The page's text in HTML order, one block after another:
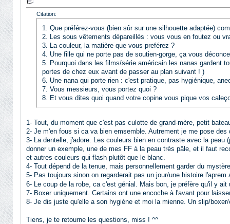
Citation:
1. Que préférez-vous (bien sûr sur une silhouette adaptée)
2. Les sous vêtements dépareillés : vous vous en foutez ou
3. La couleur, la matière que vous preférez ?
4. Une fille qui ne porte pas de soutien-gorge, ça vous
5. Pourquoi dans les films/série américain les nanas gardent
portes de chez eux avant de passer au plan suivant ! )
6. Une nana qui porte rien : c'est pratique, pas hygiénique,
7. Vous messieurs, vous portez quoi ?
8. Et vous dites quoi quand votre copine vous pique vos
1- Tout, du moment que c'est pas culotte de grand-mère, petit
2- Je m'en fous si ca va bien emsemble. Autrement je me pose des
3- La dentelle, j'adore. Les couleurs bien en contraste avec la
donner un exemple, une de mes FF à la peau très pâle, et il faut
et autres couleurs qui flash plutôt que le blanc.
4- Tout dépend de la tenue, mais personnellement garder du
5- Pas toujours sinon on regarderait pas un jour/une histoire
6- Le coup de la robe, ca c'est génial. Mais bon, je préfère qu'il y
7- Boxer uniquement. Certains ont une encoche à l'avant pour
8- Je dis juste qu'elle a son hygiène et moi la mienne. Un slip/
Tiens, je te retourne les questions, miss ! ^^